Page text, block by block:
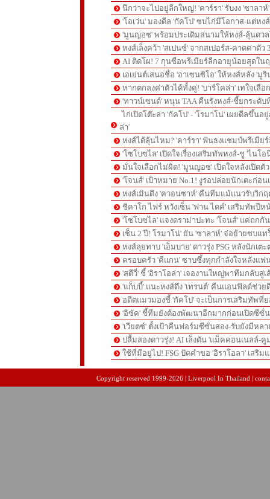
นึกว่าจะไปอยู่ลีกใหญ่! 'คาร์รา' รับงง 'ซาลา
'โอเว่น' มองดีล 'กัคโป' ซบไก่มีโอกาส-แต่ห
'มูนญอซ' พร้อมประเดิมสนามให้หงส์-ลุ้นดว
หงส์เล็งคว้า 'สเปนซ์' จากสเปอร์ส-คาดค่าตัว
AI ติดโผ! 7 กุนซือพรีเมียร์ลีกอายุน้อยสุดใน
เอเย่นต์เสนอชื่อ 'อาเซนซิโอ' ให้หงส์หลัง 'มู
หากตกลงค่าตัวได้ทั้งคู่! 'บาร์โคล่า' เทใจเลือ
'ทาวน์เซนด์' หนุน TAA คืนรังหงส์-ชี้ยกระดั
ไก่เปิดโต๊ะล่า 'กัคโป' - 'โรมาโน่' เผยดีลขึ้นอ
ล่า'
หงส์ได้ลุ้นไหม? 'คาร์รา' ฟันธงแชมป์พรีเมีย
'โซโบซไล' เปิดใจเรื่องเสริมทัพหงส์-ชู 'ไนโ
มั่นใจเลือกไม่ผิด! 'มูนญอซ' เปิดใจหลังเปิดตั
'โจนส์' เป้าหมาย No.1! งูรอปล่อยนักเตะก่อ
หงส์เมินดึง 'ควอนซาห์' คืนทีมแม้แนวรับวิก
ชิคาโก ไฟร์ หวังเซ็น 'ฟาน ไดค์' เสริมทัพปีห
'โซโบซไล' แจงดราม่าปะทะ 'โจนส์' แค่ถกกั
เซ็น 2 ปี! โรมาโน่' ยัน 'ซาลาห์' จ่อย้ายซบแ
หงส์ลุยทาบ 'เอ็มบาย' ดาวรุ่ง PSG หลังนักเต
ครอบครัว 'คีแกน' ซาบซึ้งทุกกำลังใจหลังแฟ
'สตีวี่' ชี้ 'อิราโอล่า' เจองานใหญ่พาทีมกลับสู่
'แก็บบี้' แนะหงส์ดึง 'เทรนต์' คืนแอนฟิลด์ช่วย
อดีตแมวมองชี้ 'กัคโป' จะเป็นการเสริมทัพที่
'อิซัค' ชี้ทีมยังต้องพัฒนาอีกมากก่อนเปิดซีซั่
'เวียตซ์' ตั้งเป้าคืนฟอร์มซีซั่นสอง-รับยังมีหล
ปลื้มสองดาวรุ่ง! AI เล็งดัน 'แม็คคอนเนลล์-
ใช้ที่มีอยู่ไป! FSG ปัดคำขอ 'อิราโอลา' เสริม
Copyright reserved 1999-2026 | Liverpool In Thailand |